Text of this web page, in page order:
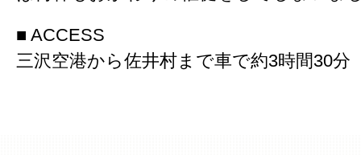
■ ACCESS
三沢空港から佐井村まで車で約3時間30分